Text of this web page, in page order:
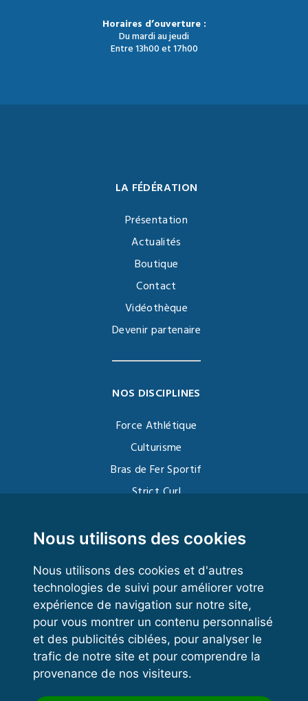
Nous utilisons des cookies
Nous utilisons des cookies et d'autres
technologies de suivi pour améliorer votre
expérience de navigation sur notre site,
pour vous montrer un contenu personnalisé
et des publicités ciblées, pour analyser le
trafic de notre site et pour comprendre la
provenance de nos visiteurs.
Horaires d’ouverture :
Du mardi au jeudi
Entre 13h00 et 17h00
LA FÉDÉRATION
Présentation
Actualités
Boutique
Contact
Vidéothèque
Devenir partenaire
NOS DISCIPLINES
Force Athlétique
Culturisme
Bras de Fer Sportif
Strict Curl
Kettlebell
VOS ESPACES
Espace dirigeant
Espace licencié
Trouver un club
Formation